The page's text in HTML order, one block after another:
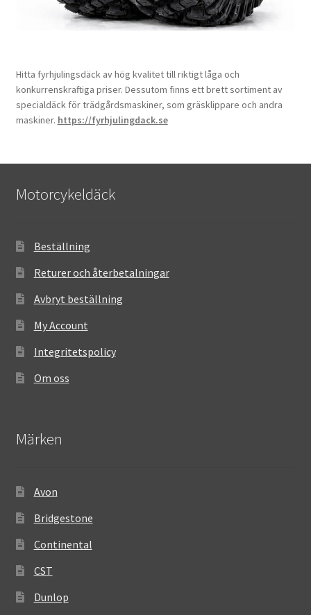
Hitta fyrhjulingsdäck av hög kvalitet till riktigt låga och
konkurrenskraftiga priser. Dessutom finns ett brett sortiment av
specialdäck för trädgårdsmaskiner, som gräsklippare och andra
maskiner. https://fyrhjulingdack.se
Motorcykeldäck
Beställning
Returer och återbetalningar
Avbryt beställning
My Account
Integritetspolicy
Om oss
Märken
Avon
Bridgestone
Continental
CST
Dunlop